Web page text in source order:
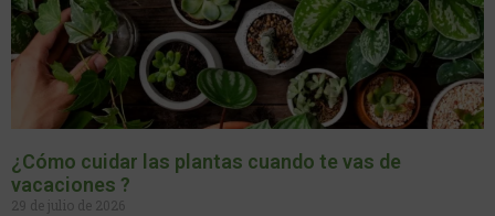
¿Cómo cuidar las plantas cuando te vas de
vacaciones ?
29 de julio de 2026